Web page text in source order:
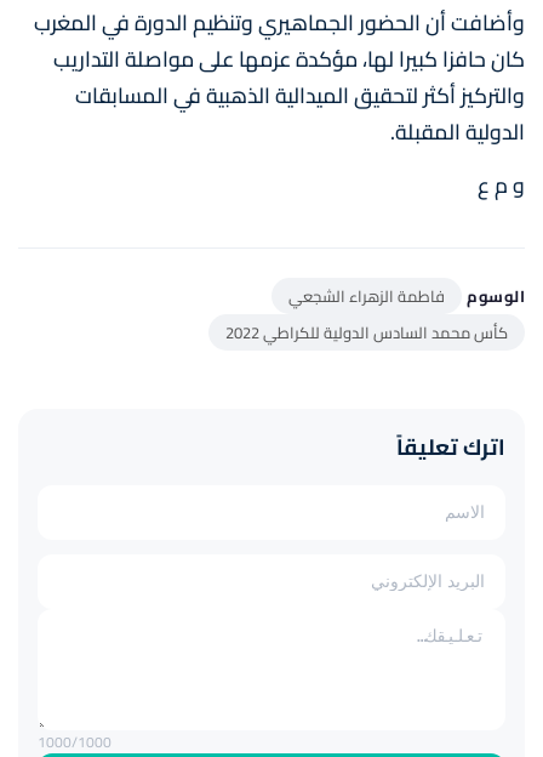
وأضافت أن الحضور الجماهيري وتنظيم الدورة في المغرب
كان حافزا كبيرا لها، مؤكدة عزمها على مواصلة التداريب
والتركيز أكثر لتحقيق الميدالية الذهبية في المسابقات
الدولية المقبلة.
و م ع
الوسوم
فاطمة الزهراء الشجعي
كأس محمد السادس الدولية للكراطي 2022
اترك تعليقاً
1000/1000